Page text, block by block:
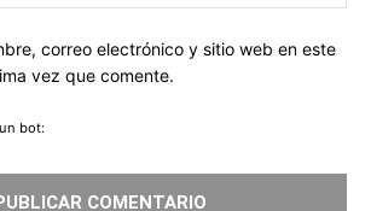
correo electrónico y sitio web en este
vez que comente.
bot: